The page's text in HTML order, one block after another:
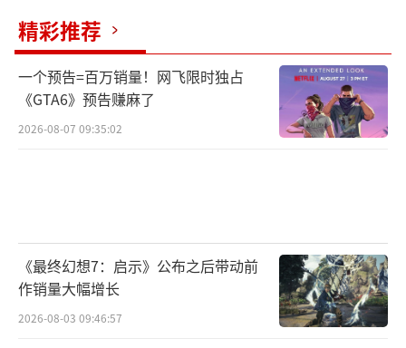
精彩推荐
一个预告=百万销量！网飞限时独占
《GTA6》预告赚麻了
2026-08-07 09:35:02
《最终幻想7：启示》公布之后带动前
作销量大幅增长
2026-08-03 09:46:57